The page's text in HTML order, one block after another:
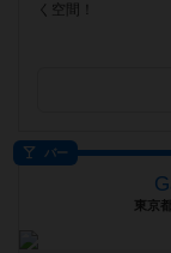
く空間！
バー
東京